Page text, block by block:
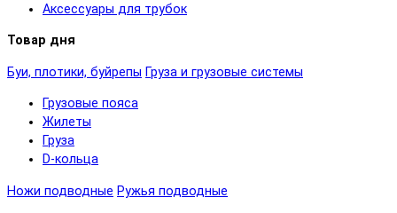
Аксессуары для трубок
Товар дня
Буи, плотики, буйрепы Груза и грузовые системы
Грузовые пояса
Жилеты
Груза
D-кольца
Ножи подводные Ружья подводные